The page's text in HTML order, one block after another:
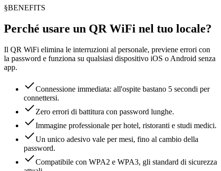
§BENEFITS
Perché usare un QR WiFi nel tuo locale?
Il QR WiFi elimina le interruzioni al personale, previene errori con
la password e funziona su qualsiasi dispositivo iOS o Android senza
app.
Connessione immediata: all'ospite bastano 5 secondi per
connettersi.
Zero errori di battitura con password lunghe.
Immagine professionale per hotel, ristoranti e studi medici.
Un unico adesivo vale per mesi, fino al cambio della
password.
Compatibile con WPA2 e WPA3, gli standard di sicurezza